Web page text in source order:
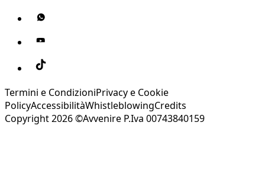
Termini e CondizioniPrivacy e Cookie
PolicyAccessibilitàWhistleblowingCredits
Copyright 2026 ©Avvenire P.Iva 00743840159